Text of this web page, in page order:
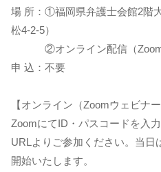
場 所：①福岡県弁護士会館2階
松4-2-5）
②オンライン配信（Zoom
申 込：不要
【オンライン（Zoomウェビナ
ZoomにてID・パスコードを入
URLよりご参加ください。当日
開始いたします。